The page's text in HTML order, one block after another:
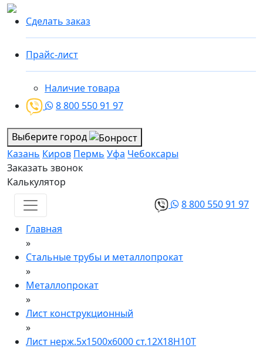
Сделать заказ
Прайс-лист
Наличие товара
8 800 550 91 97
Выберите город
Казань Киров Пермь Уфа Чебоксары
Заказать звонок
Калькулятор
8 800 550 91 97
Главная
»
Стальные трубы и металлопрокат
»
Металлопрокат
»
Лист конструкционный
»
Лист нерж.5х1500х6000 ст.12Х18Н10Т